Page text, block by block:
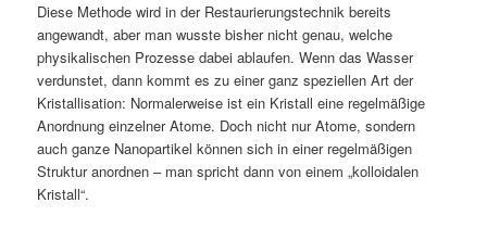
Diese Methode wird in der Restaurierungstechnik bereits
angewandt, aber man wusste bisher nicht genau, welche
physikalischen Prozesse dabei ablaufen. Wenn das Wasser
verdunstet, dann kommt es zu einer ganz speziellen Art der
Kristallisation: Normalerweise ist ein Kristall eine regelmäßige
Anordnung einzelner Atome. Doch nicht nur Atome, sondern
auch ganze Nanopartikel können sich in einer regelmäßigen
Struktur anordnen – man spricht dann von einem „kolloidalen
Kristall“.